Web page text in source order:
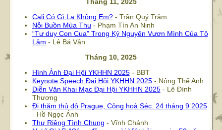
Cali Có Gì Lạ Không Em?- Trần Quý Trâm
Nỗi Buồn Mùa Thu - Phạm Tín An Ninh
“Tư duy Con Cua” Trong Kỷ Nguyên Vươn Mình Của Tô
Lâm - Lê Bá Vận
Tháng 10, 2025
Hình Ảnh Đại Hội YKHHN 2025- BBT
Keynote Speech Đại Hội YKHHN 2025- Nông Thế Anh
Diễn Văn Khai Mạc Đại Hội YKHHN 2025- Lê Đình
Thương
Đi thăm thủ đô Prague, Cộng hoà Séc. 24 tháng 9 2025.
- Hồ Ngọc Ánh
Thư Riêng Tình Chung - Vĩnh Chánh